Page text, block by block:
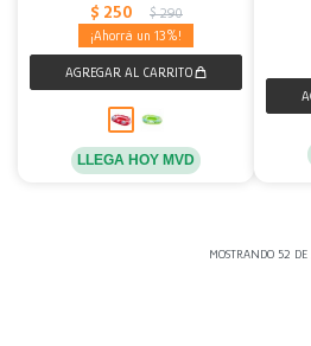
$ 250 $ 290
13
LLEGA HOY MVD
MOSTRANDO 52 DE